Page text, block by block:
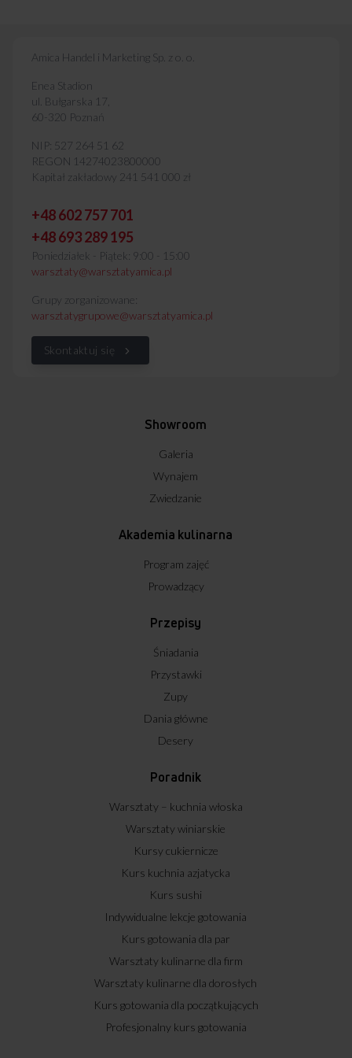
Amica Handel i Marketing Sp. z o. o.
Enea Stadion
ul. Bułgarska 17,
60-320 Poznań
NIP: 527 264 51 62
REGON 14274023800000
Kapitał zakładowy 241 541 000 zł
+48 602 757 701
+48 693 289 195
Poniedziałek - Piątek: 9:00 - 15:00
warsztaty@warsztatyamica.pl
Grupy zorganizowane:
warsztatygrupowe@warsztatyamica.pl
Skontaktuj się
Showroom
Galeria
Wynajem
Zwiedzanie
Akademia kulinarna
Program zajęć
Prowadzący
Przepisy
Śniadania
Przystawki
Zupy
Dania główne
Desery
Poradnik
Warsztaty – kuchnia włoska
Warsztaty winiarskie
Kursy cukiernicze
Kurs kuchnia azjatycka
Kurs sushi
Indywidualne lekcje gotowania
Kurs gotowania dla par
Warsztaty kulinarne dla firm
Warsztaty kulinarne dla dorosłych
Kurs gotowania dla początkujących
Profesjonalny kurs gotowania